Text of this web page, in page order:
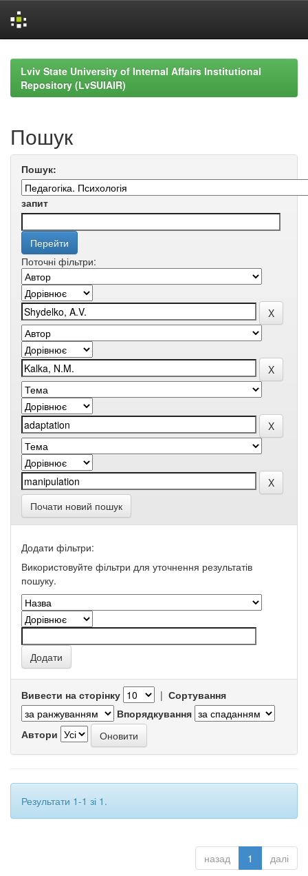
navigationLviv State University of Internal Affairs Institutional
Repository (LvSUIAIR)
Пошук
Пошук:
запит
Поточні фільтри:
Почати новий пошук
Додати фільтри:
Використовуйте фільтри для уточнення результатів
пошуку.
Вивести на сторінку | Сортування
Впорядкування
Автори
Результати 1-1 зі 1.
назад 1 далі